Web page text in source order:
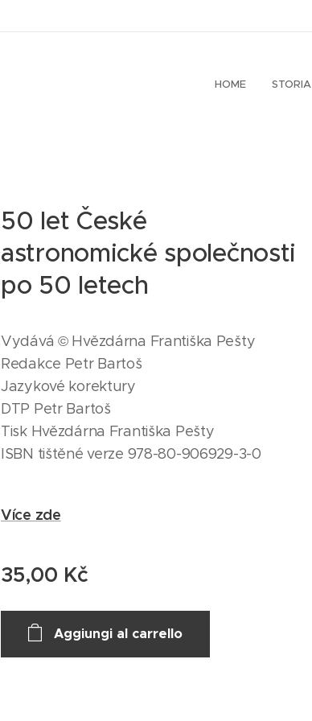
HOME STORIA
50 let České
astronomické společnosti
po 50 letech
Vydává © Hvězdárna Františka Pešty
Redakce Petr Bartoš
Jazykové korektury
DTP Petr Bartoš
Tisk Hvězdárna Františka Pešty
ISBN tištěné verze 978-80-906929-3-0
Více zde
35,00 Kč
Aggiungi al carrello